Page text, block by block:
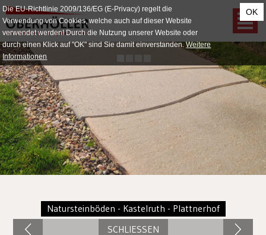
Natursteinböden - Kastelruth - Plattnerhof
SCHLIESSEN
Die EU-Richtlinie 2009/136/EG (E-Privacy) regelt die
Verwendung von Cookies, welche auch auf dieser Website
verwendet werden! Durch die Nutzung unserer Website oder
durch einen Klick auf "OK" sind Sie damit einverstanden.Weitere
Informationen
OK